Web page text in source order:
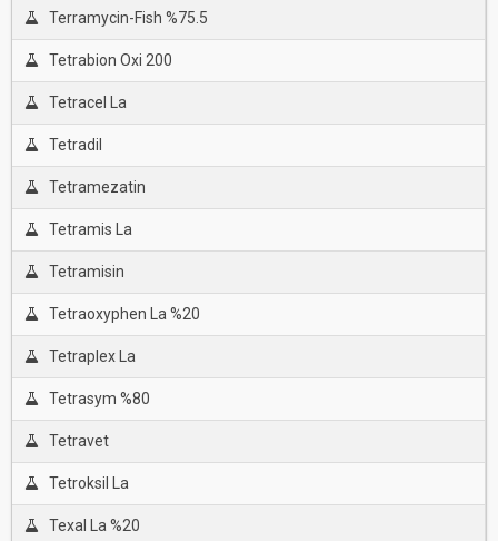
Terramycin-Fish %75.5
Tetrabion Oxi 200
Tetracel La
Tetradil
Tetramezatin
Tetramis La
Tetramisin
Tetraoxyphen La %20
Tetraplex La
Tetrasym %80
Tetravet
Tetroksil La
Texal La %20